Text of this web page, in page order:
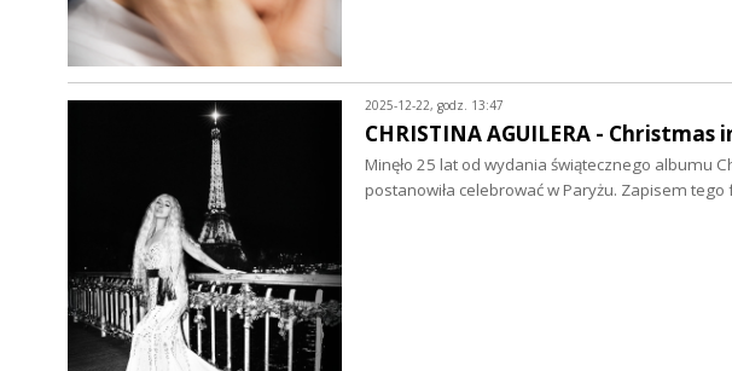
2025-12-22, godz. 13:47
CHRISTINA AGUILERA - Christmas
Minęło 25 lat od wydania świątecznego albumu
postanowiła celebrować w Paryżu. Zapisem